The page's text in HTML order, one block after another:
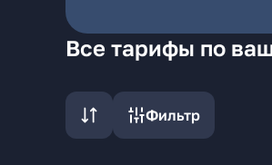
Все тарифы по
Фильтр